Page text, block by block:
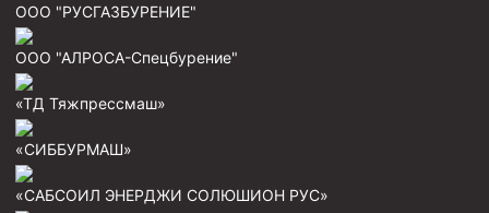
ООО "РУСГАЗБУРЕНИЕ"
ООО "АЛРОСА-Спецбурение"
«ТД Тяжпрессмаш»
«СИББУРМАШ»
«САБСОИЛ ЭНЕРДЖИ СОЛЮШИОН РУС»